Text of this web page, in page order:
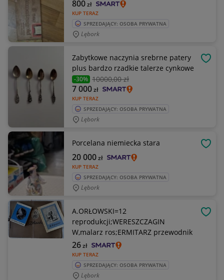
KUP TERAZ
800zł
SPRZEDAJĄCY: OSOBA PRYWATNA
Lębork
Zabytkowe naczynia srebrne patery
plus bardzo rzadkie talerze cynkowe
-30% 10000,00 zł
KUP TERAZ
7 000zł
SPRZEDAJĄCY: OSOBA PRYWATNA
Lębork
Porcelana niemiecka stara
KUP TERAZ
20 000zł
SPRZEDAJĄCY: OSOBA PRYWATNA
Lębork
A.ORŁOWSKI=12
reprodukcji;WERESZCZAGIN
W,malarz ros;ERMITARZ przewodnik
KUP TERAZ
26zł
SPRZEDAJĄCY: OSOBA PRYWATNA
Lębork